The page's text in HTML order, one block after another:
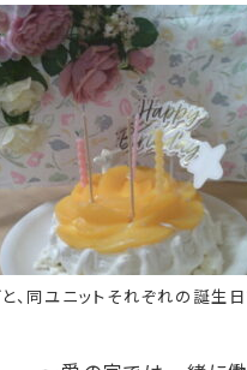
、同ユニットそれぞれの誕生